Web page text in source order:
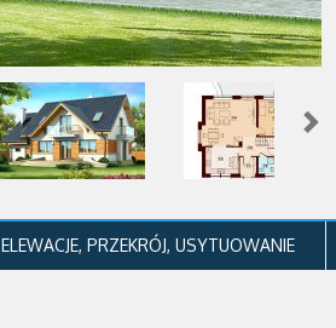
ELEWACJE, PRZEKRÓJ, USYTUOWANIE